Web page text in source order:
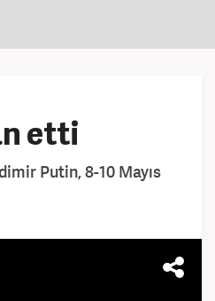
etti
Putin, 8-10 Mayıs